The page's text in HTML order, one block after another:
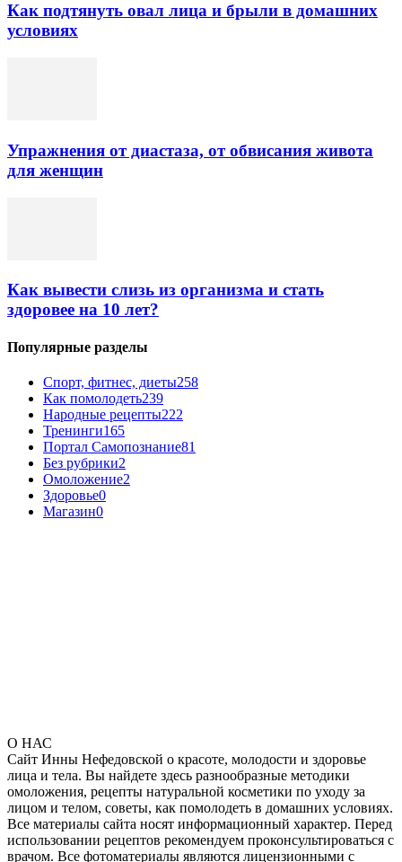
Как подтянуть овал лица и брыли в домашних
условиях
Упражнения от диастаза, от обвисания живота
для женщин
Как вывести слизь из организма и стать
здоровее на 10 лет?
Популярные разделы
Спорт, фитнес, диеты258
Как помолодеть239
Народные рецепты222
Тренинги165
Портал Самопознание81
Без рубрики2
Омоложение2
Здоровье0
Магазин0
О НАС
Сайт Инны Нефедовской о красоте, молодости и здоровье
лица и тела. Вы найдете здесь разнообразные методики
омоложения, рецепты натуральной косметики по уходу за
лицом и телом, советы, как помолодеть в домашних условиях.
Все материалы сайта носят информационный характер. Перед
использовании рецептов рекомендуем проконсультироваться с
врачом. Все фотоматериалы являются лицензионными с